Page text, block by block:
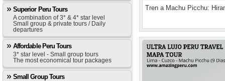
Superior Peru Tours
A combination of 3* & 4* star level
Small group & private tours / Daily
departures
Affordable Peru Tours
3* star level - Small group tours
The most economical tour packages
Small Group Tours
Tren a Machu Picchu: